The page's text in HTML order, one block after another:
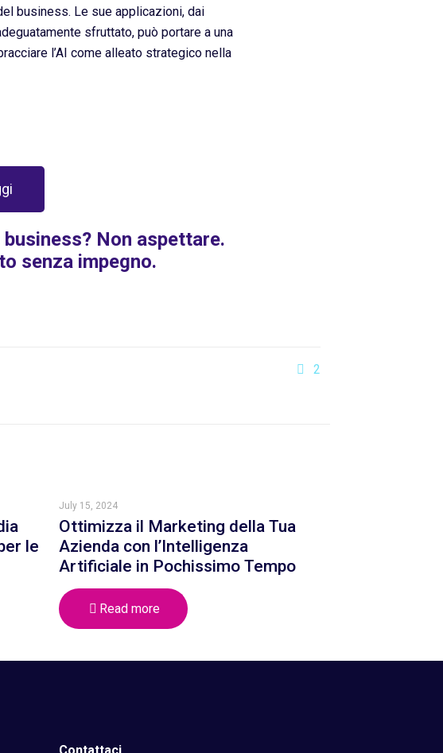
business. Le sue applicazioni, dai
sfruttato, può portare a una
l’AI come alleato strategico nella
Non aspettare.
senza impegno.
2
le
July 15, 2024
Ottimizza il Marketing della Tua
Azienda con l’Intelligenza
Artificiale in Pochissimo Tempo
Read more